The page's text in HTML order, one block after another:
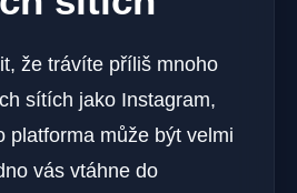
že trávíte příliš mnoho
sítích jako Instagram,
platforma může být velmi
vás vtáhne do